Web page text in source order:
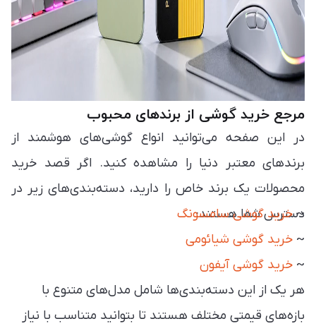
مرجع خرید گوشی از برندهای محبوب
در این صفحه می‌توانید انواع گوشی‌های هوشمند از
برندهای معتبر دنیا را مشاهده کنید. اگر قصد خرید
محصولات یک برند خاص را دارید، دسته‌بندی‌های زیر در
دسترس شما هستند:
~خرید گوشی سامسونگ
~ خرید گوشی شیائومی
~ خرید گوشی آیفون
هر یک از این دسته‌بندی‌ها شامل مدل‌های متنوع با
بازه‌های قیمتی مختلف هستند تا بتوانید متناسب با نیاز